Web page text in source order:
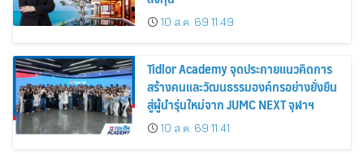
10 ส.ค. 69 11:49
Tidlor Academy จุดประกายแนวคิดการ
สร้างคนและวัฒนธรรมองค์กรอย่างยั่งยืน
สู่ผู้นำรุ่นใหม่จาก JUMC NEXT จุฬาฯ
10 ส.ค. 69 11:41